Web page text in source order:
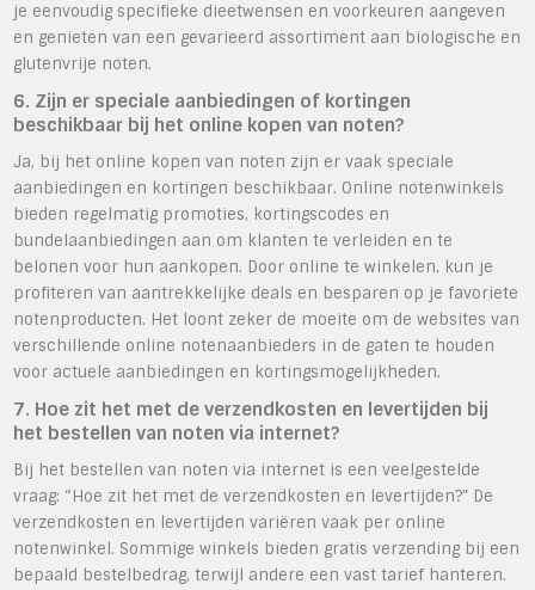
je eenvoudig specifieke dieetwensen en voorkeuren aangeven
en genieten van een gevarieerd assortiment aan biologische en
glutenvrije noten.
6. Zijn er speciale aanbiedingen of kortingen
beschikbaar bij het online kopen van noten?
Ja, bij het online kopen van noten zijn er vaak speciale
aanbiedingen en kortingen beschikbaar. Online notenwinkels
bieden regelmatig promoties, kortingscodes en
bundelaanbiedingen aan om klanten te verleiden en te
belonen voor hun aankopen. Door online te winkelen, kun je
profiteren van aantrekkelijke deals en besparen op je favoriete
notenproducten. Het loont zeker de moeite om de websites van
verschillende online notenaanbieders in de gaten te houden
voor actuele aanbiedingen en kortingsmogelijkheden.
7. Hoe zit het met de verzendkosten en levertijden bij
het bestellen van noten via internet?
Bij het bestellen van noten via internet is een veelgestelde
vraag: “Hoe zit het met de verzendkosten en levertijden?” De
verzendkosten en levertijden variëren vaak per online
notenwinkel. Sommige winkels bieden gratis verzending bij een
bepaald bestelbedrag, terwijl andere een vast tarief hanteren.